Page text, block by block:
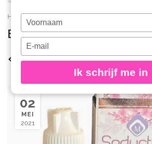
Home / Blog / nagelinfectie
Blog: nagelinfectie
Bekijk alles allergie Bacterie
02
MEI
2021
Typ
je
naam
Typ
je
e-
in
Ik schrijf me in